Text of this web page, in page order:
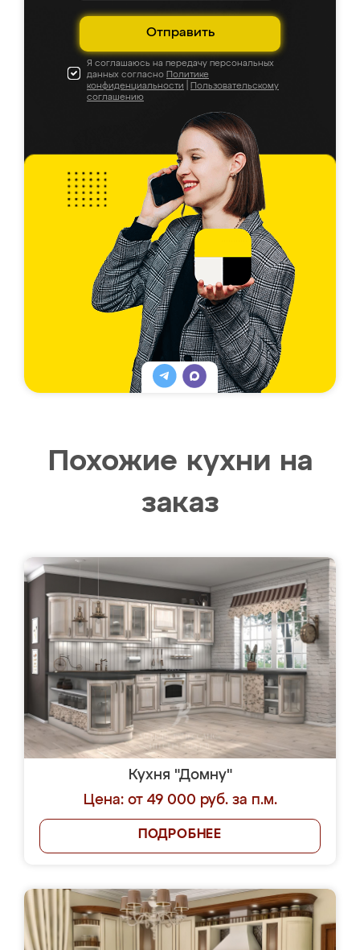
Отправить
Я соглашаюсь на передачу персональных
данных согласно Политике
конфиденциальности
Пользовательскому
соглашению
Похожие кухни на
заказ
Кухня "Домну"
Цена: от 49 000 руб. за п.м.
ПОДРОБНЕЕ